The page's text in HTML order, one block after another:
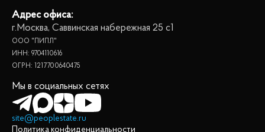
Адрес офиса:
г.Москва, Саввинская набережная 25 с1
ООО "ПИПЛ"
ИНН: 9704110616
ОГРН: 1217700640475
Мы в социальных сетях
site@peoplestate.ru
Политика конфиденциальности